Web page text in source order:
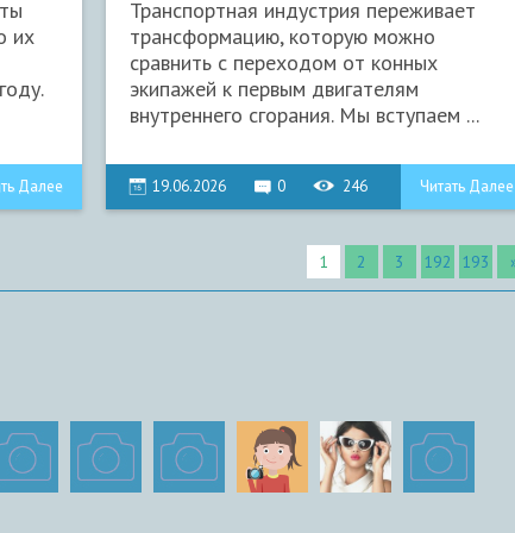
их
Далее
Транспортная индустрия переживает
трансформацию, которую можно
сравнить с переходом от конных
экипажей к первым двигателям
внутреннего сгорания. Мы вступаем ...
19.06.2026 0 246 Читать Далее
1 2 3 192 193